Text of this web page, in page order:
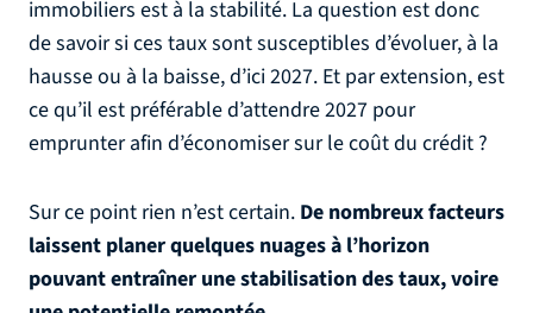
immobiliers est à la stabilité. La question est donc
de savoir si ces taux sont susceptibles d’évoluer, à la
hausse ou à la baisse, d’ici 2027. Et par extension, est
ce qu’il est préférable d’attendre 2027 pour
emprunter afin d’économiser sur le coût du crédit ?
Sur ce point rien n’est certain. De nombreux facteurs
laissent planer quelques nuages à l’horizon
pouvant entraîner une stabilisation des taux, voire